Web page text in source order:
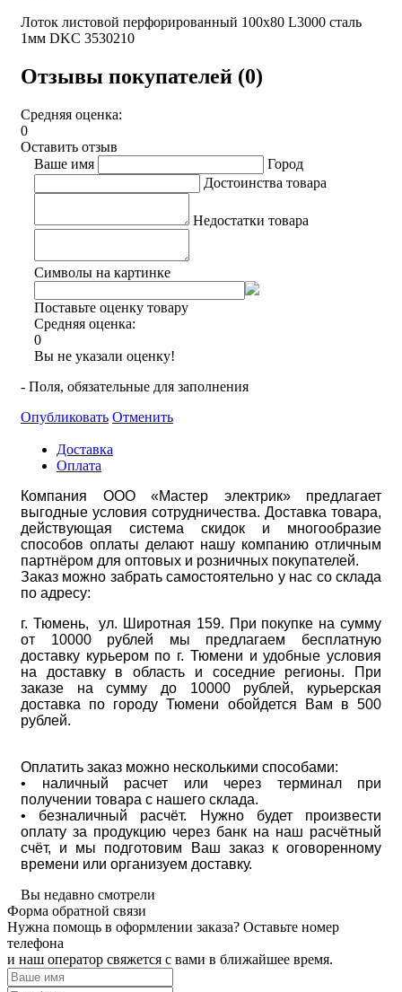
Лоток листовой перфорированный 100х80 L3000 сталь
1мм DKC 3530210
Отзывы покупателей (0)
Средняя оценка:
0
Оставить отзыв
Ваше имя
Город
Достоинства товара
Недостатки товара
Символы на картинке
Поставьте оценку товару
Средняя оценка:
0
Вы не указали оценку!
- Поля, обязательные для заполнения
Опубликовать Отменить
Доставка
Оплата
Компания ООО «Мастер электрик» предлагает
выгодные условия сотрудничества. Доставка товара,
действующая система скидок и многообразие
способов оплаты делают нашу компанию отличным
партнёром для оптовых и розничных покупателей.
Заказ можно забрать самостоятельно у нас со склада
по адресу:
г. Тюмень, ул. Широтная 159. При покупке на сумму
от 10000 рублей мы предлагаем бесплатную
доставку курьером по г. Тюмени и удобные условия
на доставку в область и соседние регионы. При
заказе на сумму до 10000 рублей, курьерская
доставка по городу Тюмени обойдется Вам в 500
рублей.
Оплатить заказ можно несколькими способами:
• наличный расчет или через терминал при
получении товара с нашего склада.
• безналичный расчёт. Нужно будет произвести
оплату за продукцию через банк на наш расчётный
счёт, и мы подготовим Ваш заказ к оговоренному
времени или организуем доставку.
Вы недавно смотрели
Форма обратной связи
Нужна помощь в оформлении заказа? Оставьте номер
телефона
и наш оператор свяжется с вами в ближайшее время.